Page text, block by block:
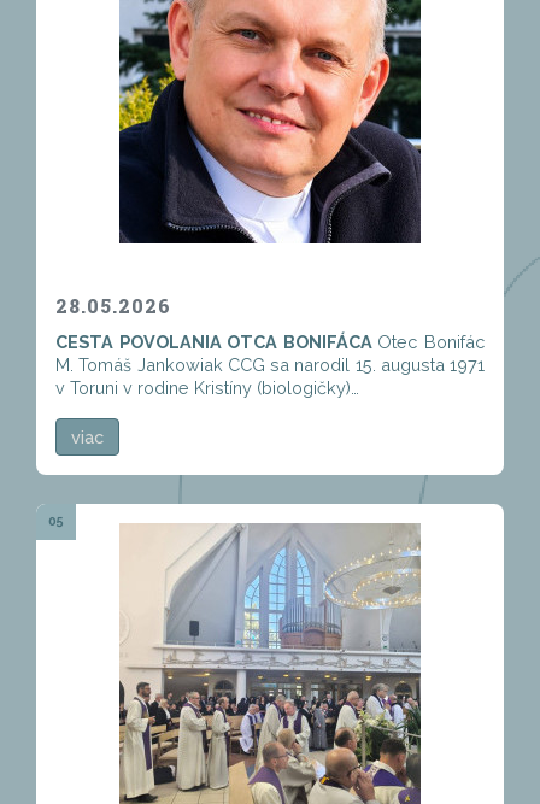
28.05.2026
CESTA POVOLANIA OTCA BONIFÁCA Otec Bonifác
M. Tomáš Jankowiak CCG sa narodil 15. augusta 1971
v Toruni v rodine Kristíny (biologičky)…
viac
05